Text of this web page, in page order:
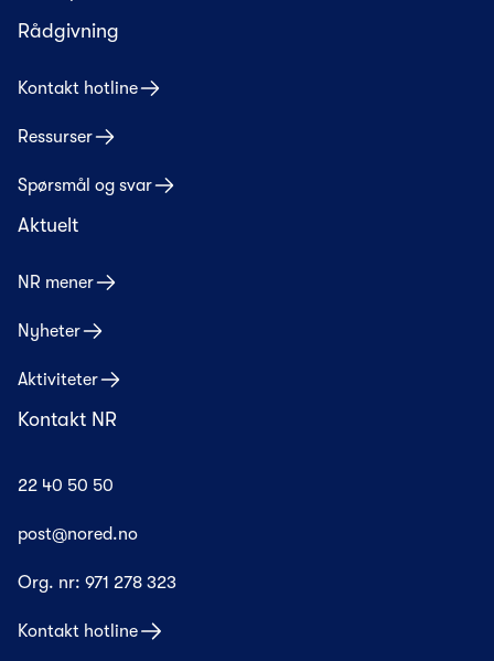
Rådgivning
Kontakt hotline
Ressurser
Spørsmål og svar
Aktuelt
NR mener
Nyheter
Aktiviteter
Kontakt NR
22 40 50 50
post@nored.no
Org. nr: 971 278 323
Kontakt hotline